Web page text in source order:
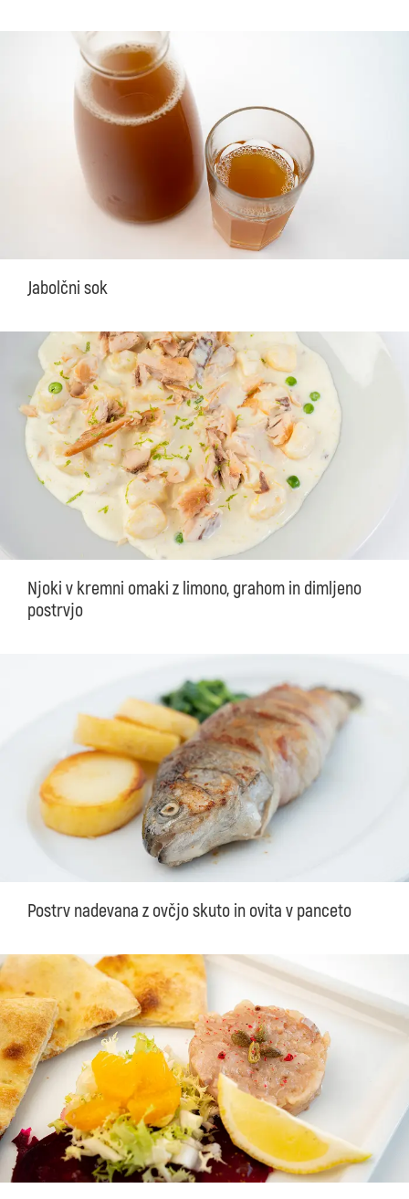
Jabolčni sok
Njoki v kremni omaki z limono, grahom in dimljeno
postrvjo
Postrv nadevana z ovčjo skuto in ovita v panceto